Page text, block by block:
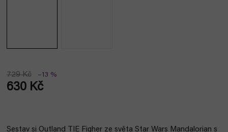
729 Kč –13 %
630 Kč
Sestav si Outland TIE Figher ze světa Star Wars Mandalorian s